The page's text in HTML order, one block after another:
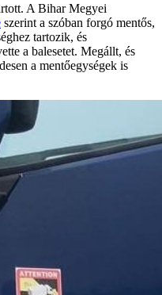
A Bihar Megyei
szerint a szóban forgó mentős,
tartozik, és
a balesetet. Megállt, és
a mentőegységek is